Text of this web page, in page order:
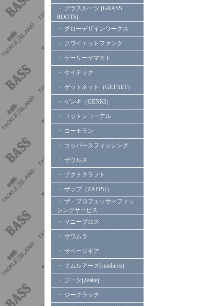
・ グラスルーツ (GRASS
ROOTS)
・ グローデザインワークス
・ クワイエットファンク
・ ゲーリーヤマモト
・ ケイテック
・ ゲットネット（GETNET）
・ ゲンキ（GENKI）
・ コットンコーデル
・ コーモラン
・ コッパースフィッシング
・ ザウルス
・ ザクトクラフト
・ ザップ（ZAPPU）
・ ザ・プロフェッサーフィッ
シングサービス
・ サニーブロス
・ サワムラ
・ サベージギア
・ サムルアーズ(sumlures)
・ ジーク(Zeake)
・ ジークラック